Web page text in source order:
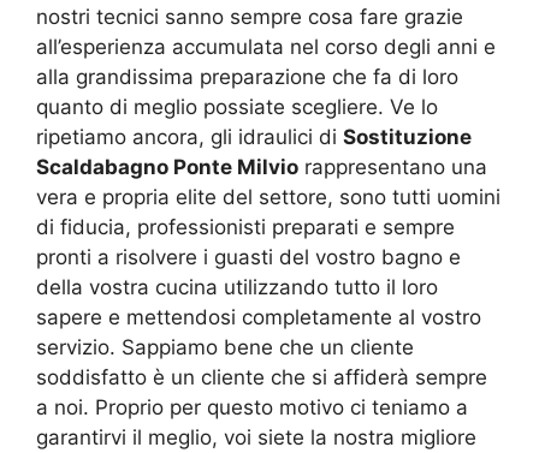
nostri tecnici sanno sempre cosa fare grazie
all’esperienza accumulata nel corso degli anni e
alla grandissima preparazione che fa di loro
quanto di meglio possiate scegliere. Ve lo
ripetiamo ancora, gli idraulici di Sostituzione
Scaldabagno Ponte Milvio rappresentano una
vera e propria elite del settore, sono tutti uomini
di fiducia, professionisti preparati e sempre
pronti a risolvere i guasti del vostro bagno e
della vostra cucina utilizzando tutto il loro
sapere e mettendosi completamente al vostro
servizio. Sappiamo bene che un cliente
soddisfatto è un cliente che si affiderà sempre
a noi. Proprio per questo motivo ci teniamo a
garantirvi il meglio, voi siete la nostra migliore